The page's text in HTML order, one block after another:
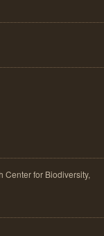
Center for Biodiversity,